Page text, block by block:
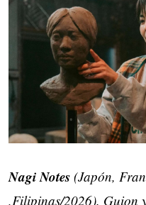
Nagi Notes (Japón,
,Filipinas/2026). Guion